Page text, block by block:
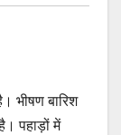
भीषण बारिश
पहाड़ों में